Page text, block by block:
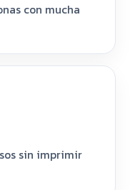
con mucha
sin imprimir